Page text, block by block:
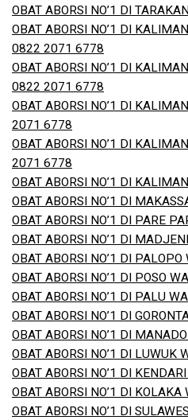
OBAT ABORSI NO’1 DI
OBAT ABORSI NO’1 DI
0822 2071 6778
OBAT ABORSI NO’1 DI
0822 2071 6778
OBAT ABORSI NO’1 DI
2071 6778
OBAT ABORSI NO’1 DI
2071 6778
OBAT ABORSI NO’1 DI
OBAT ABORSI NO’1 DI
OBAT ABORSI NO’1 DI PARE
OBAT ABORSI NO’1 DI
OBAT ABORSI NO’1 DI
OBAT ABORSI NO’1 DI POSO
OBAT ABORSI NO’1 DI PALU
OBAT ABORSI NO’1 DI
OBAT ABORSI NO’1 DI
OBAT ABORSI NO’1 DI
OBAT ABORSI NO’1 DI
OBAT ABORSI NO’1 DI
OBAT ABORSI NO’1 DI